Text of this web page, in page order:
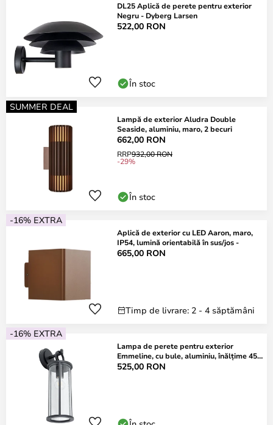
DL25 Aplică de perete pentru exterior
Negru - Dyberg Larsen
522,00 RON
În stoc
SUMMER DEAL
Lampă de exterior Aludra Double
Seaside, aluminiu, maro, 2 becuri
662,00 RON
RRP932,00 RON
-29%
În stoc
-16% EXTRA
Aplică de exterior cu LED Aaron, maro,
IP54, lumină orientabilă în sus/jos -
665,00 RON
Timp de livrare: 2 - 4 săptămâni
-16% EXTRA
Lampa de perete pentru exterior
Emmeline, cu bule, aluminiu, înălțime 45
cm -
525,00 RON